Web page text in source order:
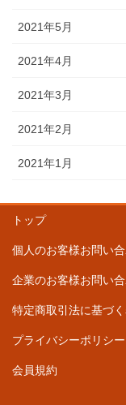
2021年5月
2021年4月
2021年3月
2021年2月
2021年1月
トップ
個人のお客様お問い
企業のお客様お問い
特定商取引法に基づ
プライバシーポリシー
会員規約